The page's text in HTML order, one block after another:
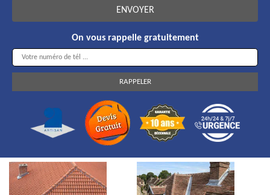
On vous rappelle gratuitement